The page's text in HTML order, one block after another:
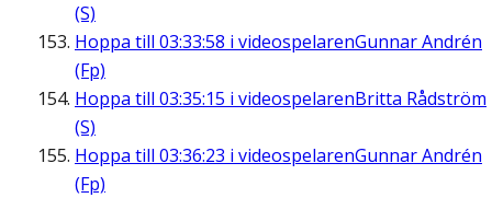
(S)
Hoppa till 03:33:58 i videospelarenGunnar Andrén
(Fp)
Hoppa till 03:35:15 i videospelarenBritta Rådström
(S)
Hoppa till 03:36:23 i videospelarenGunnar Andrén
(Fp)